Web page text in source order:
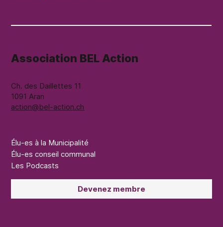
Élu-es à la Municipalité
Élu-es conseil communal
Les Podcasts
Devenez membre
Association BEL Action
Ch. des Daillettes 11
1091 Aran
action@bel-action.ch